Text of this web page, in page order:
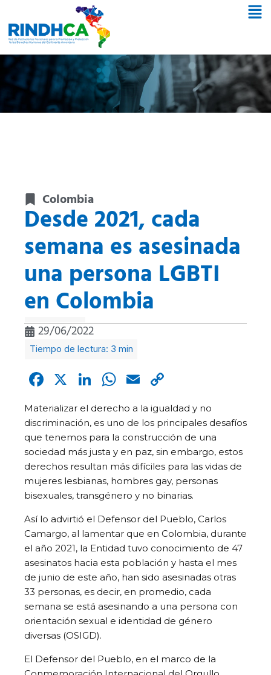
Colombia
Desde 2021, cada
semana es asesinada
una persona LGBTI
en Colombia
29/06/2022
Facebook
X LinkedIn
WhatsApp
Email
Link
Materializar el derecho a la igualdad y no
discriminación, es uno de los principales desafíos
que tenemos para la construcción de una
sociedad más justa y en paz, sin embargo, estos
derechos resultan más difíciles para las vidas de
mujeres lesbianas, hombres gay, personas
bisexuales, transgénero y no binarias.
Así lo advirtió el Defensor del Pueblo, Carlos
Camargo, al lamentar que en Colombia, durante
el año 2021, la Entidad tuvo conocimiento de 47
asesinatos hacia esta población y hasta el mes
de junio de este año, han sido asesinadas otras
33 personas, es decir, en promedio, cada
semana se está asesinando a una persona con
orientación sexual e identidad de género
diversas (OSIGD).
El Defensor del Pueblo, en el marco de la